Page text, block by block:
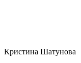
Кристина Шатунова